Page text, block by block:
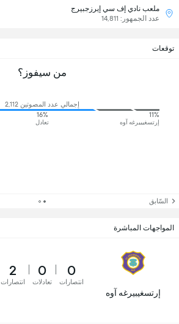
ملعب نادي إف سي إيرزجبيرج
عدد الجمهور: 14,811
توقعات
من سيفوز؟
إجمالي عدد المصوتين 2,112
11%
إرتسغيبيرغه آوه
16%
تعادل
السّابق
المواجهات المباشرة
إرتسغيبيرغه آوه
0
انتصارات
0
تعادلات
2
انتصارات